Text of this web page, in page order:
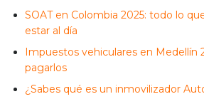
SOAT en Colombia 2025: todo lo
estar al día
Impuestos vehiculares en Medellín
pagarlos
¿Sabes qué es un inmovilizador